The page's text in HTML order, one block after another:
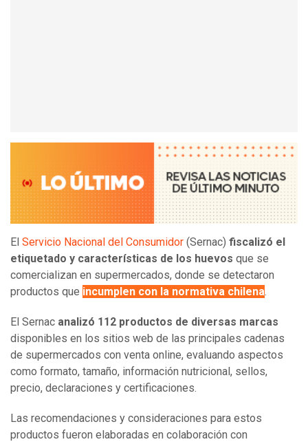
El Servicio Nacional del Consumidor (Sernac) fiscalizó el
etiquetado y características de los huevos que se
comercializan en supermercados, donde se detectaron
productos que incumplen con la normativa chilena.
El Sernac analizó 112 productos de diversas marcas
disponibles en los sitios web de las principales cadenas
de supermercados con venta online, evaluando aspectos
como formato, tamaño, información nutricional, sellos,
precio, declaraciones y certificaciones.
Las recomendaciones y consideraciones para estos
productos fueron elaboradas en colaboración con